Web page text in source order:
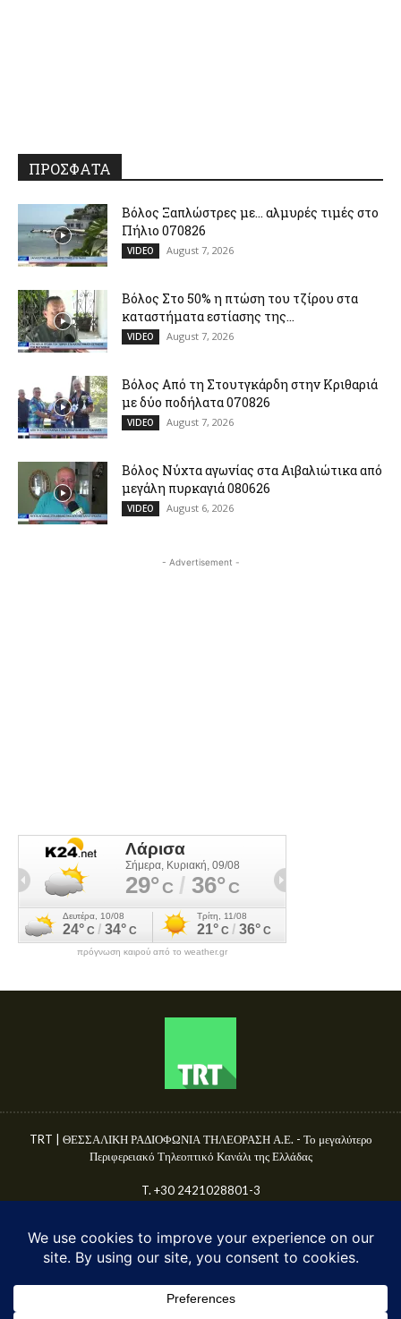
ΠΡΟΣΦΑΤΑ
Βόλος Ξαπλώστρες με… αλμυρές τιμές στο
Πήλιο 070826
VIDEO August 7, 2026
Βόλος Στο 50% η πτώση του τζίρου στα
καταστήματα εστίασης της...
VIDEO August 7, 2026
Βόλος Από τη Στουτγκάρδη στην Κριθαριά
με δύο ποδήλατα 070826
VIDEO August 7, 2026
Βόλος Νύχτα αγωνίας στα Αιβαλιώτικα από
μεγάλη πυρκαγιά 080626
VIDEO August 6, 2026
- Advertisement -
πρόγνωση καιρού από το weather.gr
TRT | ΘΕΣΣΑΛΙΚΗ ΡΑΔΙΟΦΩΝΙΑ ΤΗΛΕΟΡΑΣΗ Α.Ε. - Το μεγαλύτερο
Περιφερειακό Τηλεοπτικό Κανάλι της Ελλάδας
T. +30 2421028801-3
© TRT A.E. 2025